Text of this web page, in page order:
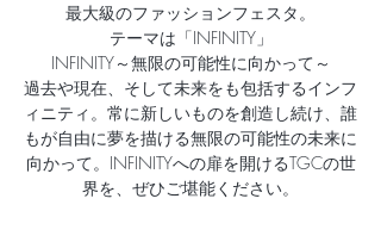
最⼤級のファッションフェスタ。
テーマは「INFINITY」
INFINITY～無限の可能性に向かって～
過去や現在、そして未来をも包括するインフ
ィニティ。常に新しいものを創造し続け、誰
もが自由に夢を描ける無限の可能性の未来に
向かって。INFINITYへの扉を開けるTGCの世
界を、ぜひご堪能ください。